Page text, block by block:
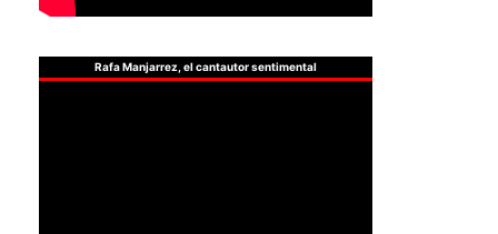
Rafa Manjarrez, el cantautor sentimental